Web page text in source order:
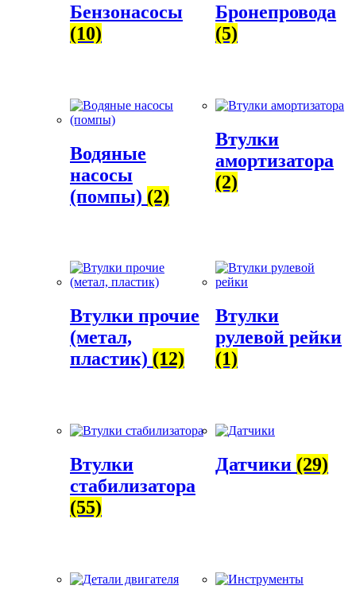
Бензонасосы
(10)
Бронепровода
(5)
Водяные
насосы
(помпы) (2)
Втулки
амортизатора
(2)
Втулки прочие
(метал,
пластик) (12)
Втулки
рулевой рейки
(1)
Втулки
стабилизатора
(55)
Датчики (29)